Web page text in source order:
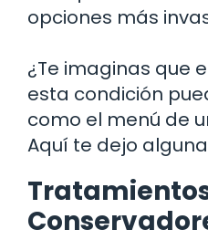
opciones más
¿Te imaginas que
esta condición
como el menú de
Aquí te dejo